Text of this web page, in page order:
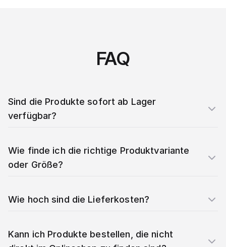
FAQ
Sind die Produkte sofort ab Lager
verfügbar?
Wie finde ich die richtige Produktvariante
oder Größe?
Wie hoch sind die Lieferkosten?
Kann ich Produkte bestellen, die nicht